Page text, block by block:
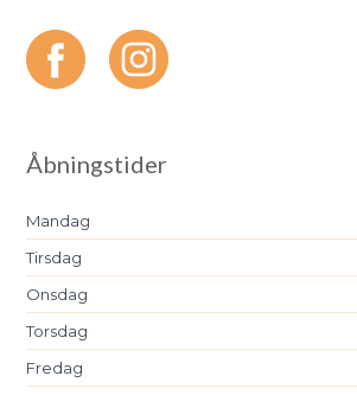
Åbningstider
​Mandag
Tirsdag
​Onsdag
​Torsdag
​Fredag